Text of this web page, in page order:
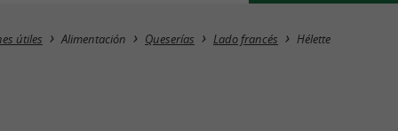
Masquer la carte
útiles Alimentación Queserías Lado francés Hélette